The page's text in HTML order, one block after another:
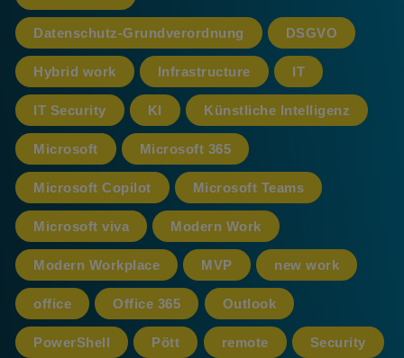
Datenschutz-Grundverordnung DSGVO
Hybrid work Infrastructure IT
IT Security KI Künstliche Intelligenz
Microsoft Microsoft 365
Microsoft Copilot Microsoft Teams
Microsoft viva Modern Work
Modern Workplace MVP new work
office Office 365 Outlook
PowerShell Pött remote Security